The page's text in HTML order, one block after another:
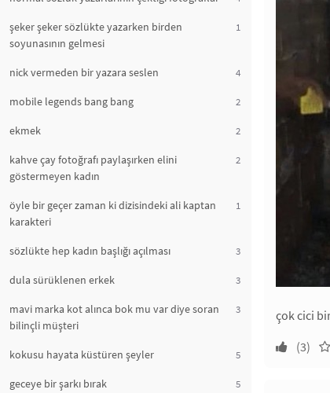
şeker şeker sözlükte yazarken birden
soyunasının gelmesi
1
nick vermeden bir yazara seslen 4
mobile legends bang bang 2
ekmek 2
kahve çay fotoğrafı paylaşırken elini
göstermeyen kadın
2
öyle bir geçer zaman ki dizisindeki ali kaptan
karakteri
1
sözlükte hep kadın başlığı açılması 3
dula sürüklenen erkek 3
mavi marka kot alınca bok mu var diye soran
bilinçli müşteri
3
kokusu hayata küstüren şeyler 5
geceye bir şarkı bırak 5
çok cici
(3)